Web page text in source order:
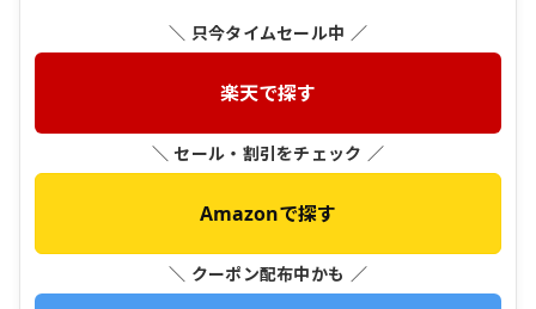
＼ 只今タイムセール中 ／
楽天で探す
＼ セール・割引をチェック ／
Amazonで探す
＼ クーポン配布中かも ／